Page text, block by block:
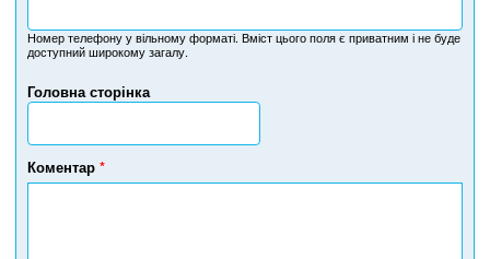
Головна сторінка
м
е
т
л
е
ф
Номер телефону у вільному форматі. Вміст цього поля є приватним і не буде
доступний широкому загалу.
Коментар *